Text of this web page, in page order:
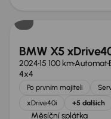
BMW X5
202415 100 kmAutomat
4x4
Po prvním majiteli
xDrive40i
+5 dalších
Měsíční splátka